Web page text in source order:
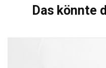
Das könnte